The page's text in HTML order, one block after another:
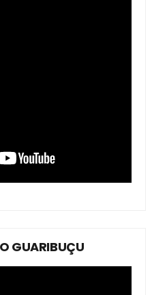
GUARIBUÇU